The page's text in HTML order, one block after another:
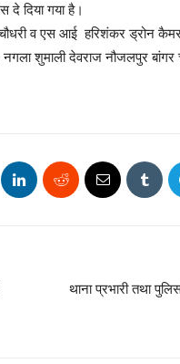
दे दिया गया है।
व एस आई हरिशंकर ड्रोन
शुमाली देवराज नौजलपुर
थाना प्रभारी तथा